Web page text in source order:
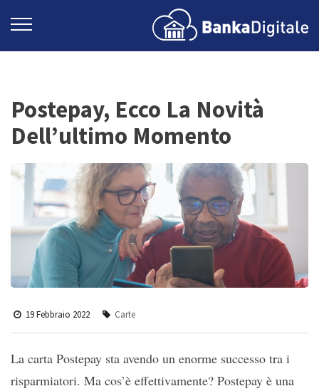
Postepay, Ecco La Novità
Dell’ultimo Momento
19 Febbraio 2022 Carte
La carta Postepay sta avendo un enorme successo tra i
risparmiatori. Ma cos’è effettivamente? Postepay è una